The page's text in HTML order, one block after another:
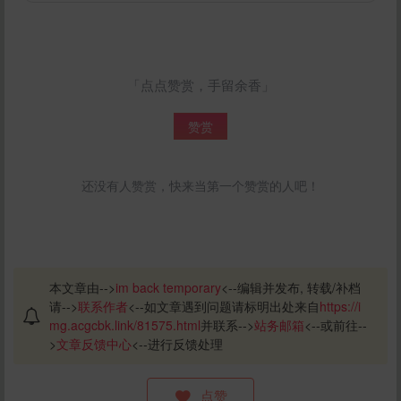
「点点赞赏，手留余香」
赞赏
还没有人赞赏，快来当第一个赞赏的人吧！
本文章由-->im back temporary<--编辑并发布, 转载/补档
请-->联系作者<--如文章遇到问题请标明出处来自https://i
mg.acgcbk.link/81575.html并联系-->站务邮箱<--或前往--
>文章反馈中心<--进行反馈处理
点赞